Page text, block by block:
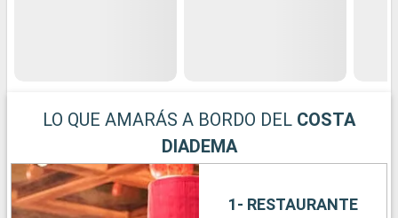
LO QUE AMARÁS A BORDO DEL COSTA
DIADEMA
1- RESTAURANTE